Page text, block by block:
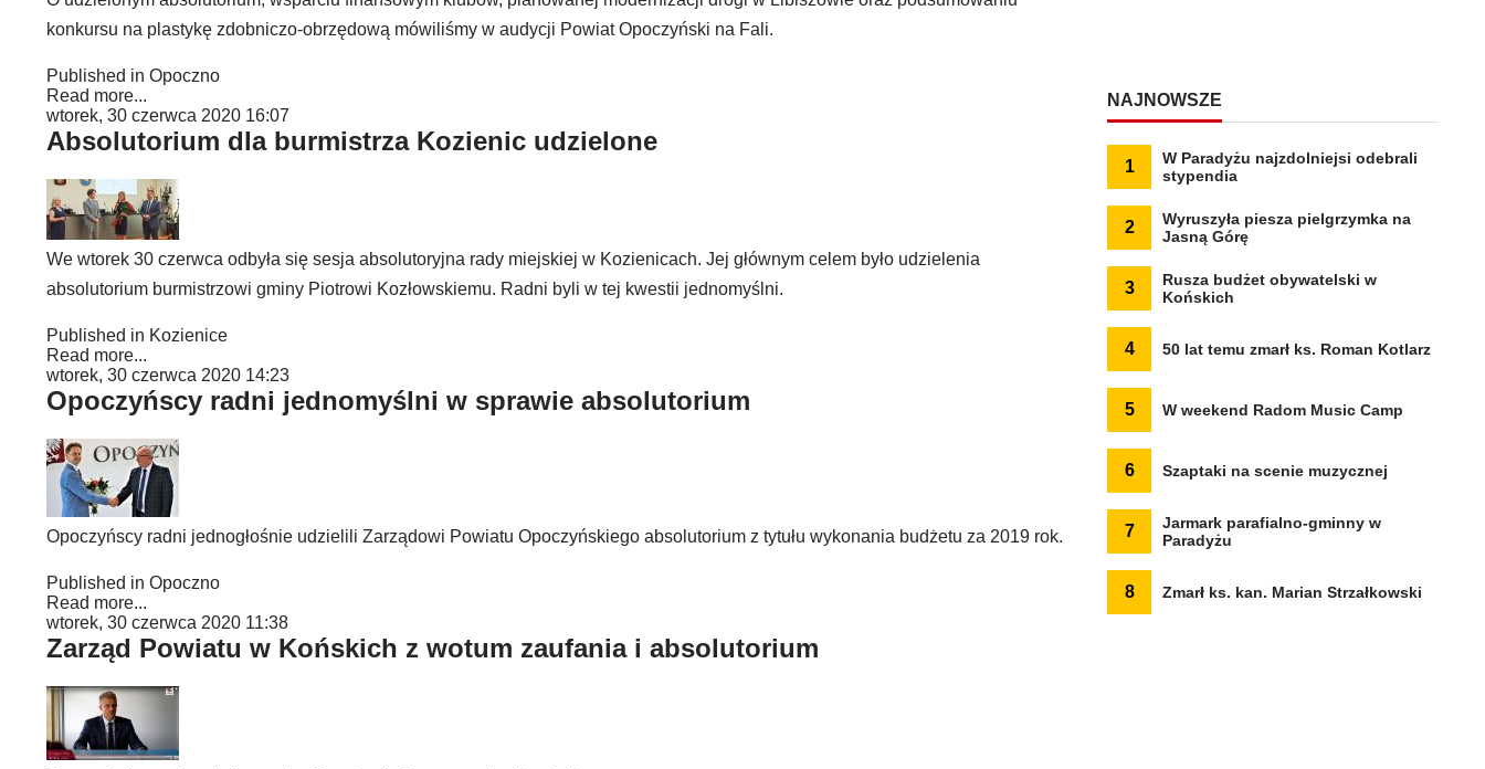
konkursu na plastykę zdobniczo-obrzędową mówiliśmy w audycji Powiat Opoczyński na Fali.
Published in Opoczno
Read more...
wtorek, 30 czerwca 2020 16:07
Absolutorium dla burmistrza Kozienic udzielone
We wtorek 30 czerwca odbyła się sesja absolutoryjna rady miejskiej w Kozienicach. Jej głównym celem było udzielenia
absolutorium burmistrzowi gminy Piotrowi Kozłowskiemu. Radni byli w tej kwestii jednomyślni.
Published in Kozienice
Read more...
wtorek, 30 czerwca 2020 14:23
Opoczyńscy radni jednomyślni w sprawie absolutorium
Opoczyńscy radni jednogłośnie udzielili Zarządowi Powiatu Opoczyńskiego absolutorium z tytułu wykonania budżetu za 2019 rok.
Published in Opoczno
Read more...
wtorek, 30 czerwca 2020 11:38
Zarząd Powiatu w Końskich z wotum zaufania i absolutorium
NAJNOWSZE
1
W Paradyżu najzdolniejsi odebrali
stypendia
2
Wyruszyła piesza pielgrzymka na
Jasną Górę
3
Rusza budżet obywatelski w
Końskich
4 50 lat temu zmarł ks. Roman Kotlarz
5 W weekend Radom Music Camp
6 Szaptaki na scenie muzycznej
7
Jarmark parafialno-gminny w
Paradyżu
8 Zmarł ks. kan. Marian Strzałkowski